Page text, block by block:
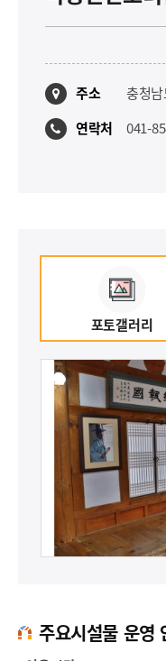
주소
충청
연락처
041-
포토갤러리
주요시설물 운영